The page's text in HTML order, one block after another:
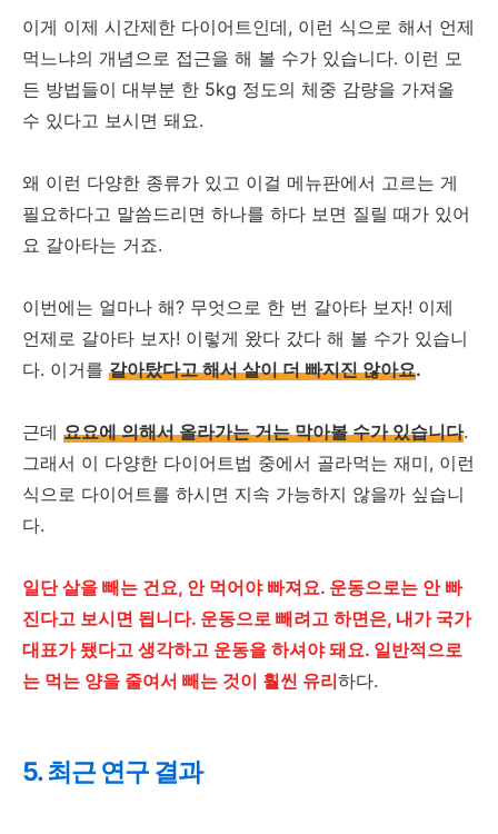
이게 이제 시간제한 다이어트인데, 이런 식으로 해서 언제
먹느냐의 개념으로 접근을 해 볼 수가 있습니다. 이런 모
든 방법들이 대부분 한 5kg 정도의 체중 감량을 가져올
수 있다고 보시면 돼요.
왜 이런 다양한 종류가 있고 이걸 메뉴판에서 고르는 게
필요하다고 말씀드리면 하나를 하다 보면 질릴 때가 있어
요 갈아타는 거죠.
이번에는 얼마나 해? 무엇으로 한 번 갈아타 보자! 이제
언제로 갈아타 보자! 이렇게 왔다 갔다 해 볼 수가 있습니
다. 이거를 갈아탔다고 해서 살이 더 빠지진 않아요.
근데 요요에 의해서 올라가는 거는 막아볼 수가 있습니다.
그래서 이 다양한 다이어트법 중에서 골라먹는 재미, 이런
식으로 다이어트를 하시면 지속 가능하지 않을까 싶습니
다.
일단 살을 빼는 건요, 안 먹어야 빠져요. 운동으로는 안 빠
진다고 보시면 됩니다. 운동으로 빼려고 하면은, 내가 국가
대표가 됐다고 생각하고 운동을 하셔야 돼요. 일반적으로
는 먹는 양을 줄여서 빼는 것이 훨씬 유리하다.
5. 최근 연구 결과